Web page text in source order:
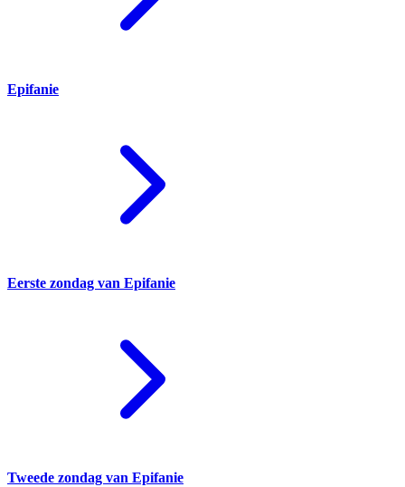
Epifanie
Eerste zondag van Epifanie
Tweede zondag van Epifanie